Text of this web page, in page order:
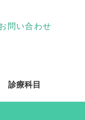
診療科目